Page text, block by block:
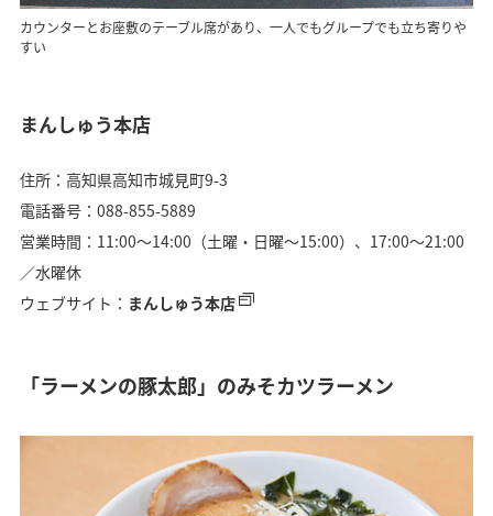
カウンターとお座敷のテーブル席があり、一人でもグループでも立ち寄りや
すい
まんしゅう本店
住所：高知県高知市城見町9-3
電話番号：088-855-5889
営業時間：11:00〜14:00（土曜・日曜〜15:00）、17:00〜21:00
／水曜休
ウェブサイト： まんしゅう本店
「ラーメンの豚太郎」のみそカツラーメン